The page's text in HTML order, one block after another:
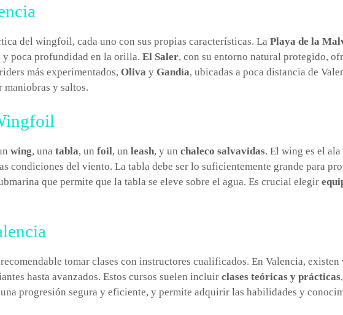
del wingfoil, cada uno con sus propias características. La Playa de la
y poca profundidad en la orilla. El Saler, con su entorno natural protegido,
más experimentados, Oliva y Gandía, ubicadas a poca distancia de
maniobras y saltos.
wing, una tabla, un foil, un leash, y un chaleco salvavidas. El wing es el
condiciones del viento. La tabla debe ser lo suficientemente grande para
que permite que la tabla se eleve sobre el agua. Es crucial elegir
tomar clases con instructores cualificados. En Valencia, existen
hasta avanzados. Estos cursos suelen incluir clases teóricas y prácticas
progresión segura y eficiente, y permite adquirir las habilidades y